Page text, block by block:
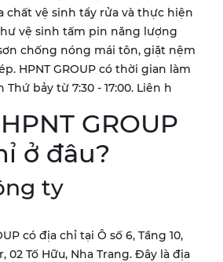
chất vệ sinh tẩy rửa và thực hiện
vệ sinh tấm pin năng lượng
chống nóng mái tôn, giặt nệm
HPNT GROUP có thời gian làm
bảy từ 7:30 - 17:00. Liên h
GROUP
ở đâu?
ty
có địa chỉ tại Ô số 6, Tầng 10,
02 Tố Hữu, Nha Trang. Đây là địa